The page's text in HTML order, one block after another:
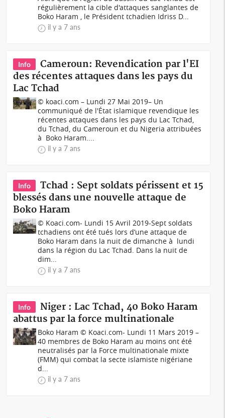
régulièrement la cible d'attaques sanglantes de
Boko Haram , le Président tchadien Idriss D...
il y a 7 ans
Info
Cameroun: Revendication par l'EI
des récentes attaques dans les pays du
Lac Tchad
© koaci.com – Lundi 27 Mai 2019– Un
communiqué de l'État islamique revendique les
récentes attaques dans les pays du Lac Tchad,
du Tchad, du Cameroun et du Nigeria attribuées
à Boko Haram....
il y a 7 ans
Info
Tchad : Sept soldats périssent et 15
blessés dans une nouvelle attaque de
Boko Haram
© Koaci.com- Lundi 15 Avril 2019-Sept soldats
tchadiens ont été tués lors d’une attaque de
Boko Haram dans la nuit de dimanche à lundi
dans la région du Lac Tchad. Dans la nuit de
dim...
il y a 7 ans
Info
Niger : Lac Tchad, 40 Boko Haram
abattus par la force multinationale
Boko Haram © Koaci.com- Lundi 11 Mars 2019 –
40 membres de Boko Haram au moins ont été
neutralisés par la Force multinationale mixte
(FMM) qui combat la secte islamiste nigériane
d...
il y a 7 ans